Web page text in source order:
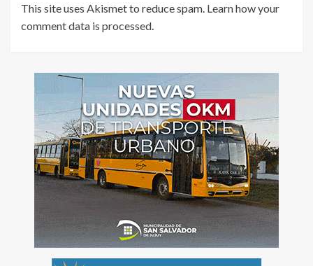
This site uses Akismet to reduce spam. Learn how your
comment data is processed.